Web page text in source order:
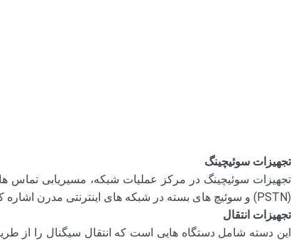
تجهیزات سوئیچینگ
تجهیزات سوئیچینگ در مرکز عملیات شبکه، مسیریابی تماس
(PSTN) و سوئیچ های بسته در شبکه های اینترنتی مدرن اشاره کرد.
تجهیزات انتقال
این دسته شامل دستگاه هایی است که انتقال سیگنال را از